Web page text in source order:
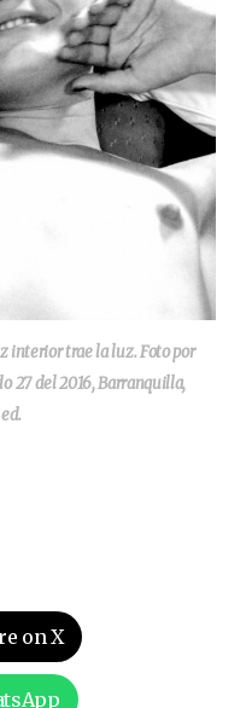
interior trae la luz. Foto por
27 del 2016, Barranquilla,
on X